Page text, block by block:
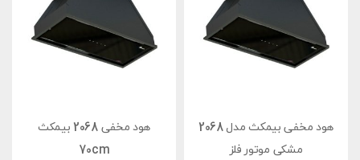
هود مخفی بیمکث مدل 2068
مشکی موتور فلز
هود مخفی 2068 بیمکث
70cm